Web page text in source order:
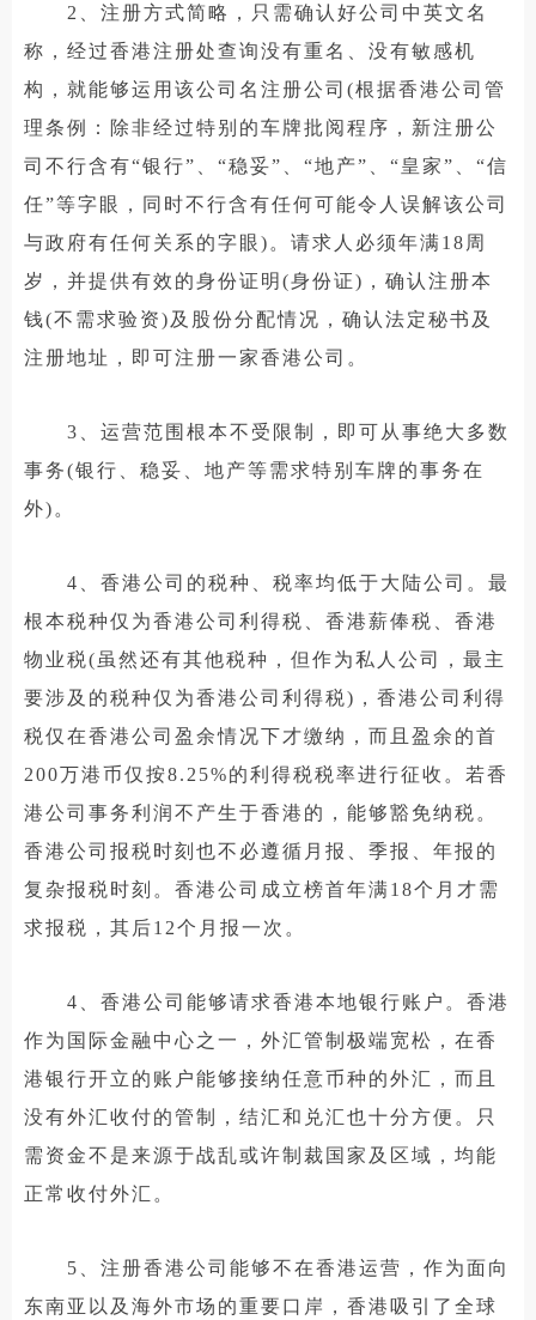
2、注册方式简略，只需确认好公司中英文名
称，经过香港注册处查询没有重名、没有敏感机
构，就能够运用该公司名注册公司(根据香港公司管
理条例：除非经过特别的车牌批阅程序，新注册公
司不行含有“银行”、“稳妥”、“地产”、“皇家”、“信
任”等字眼，同时不行含有任何可能令人误解该公司
与政府有任何关系的字眼)。请求人必须年满18周
岁，并提供有效的身份证明(身份证)，确认注册本
钱(不需求验资)及股份分配情况，确认法定秘书及
注册地址，即可注册一家香港公司。
3、运营范围根本不受限制，即可从事绝大多数
事务(银行、稳妥、地产等需求特别车牌的事务在
外)。
4、香港公司的税种、税率均低于大陆公司。最
根本税种仅为香港公司利得税、香港薪俸税、香港
物业税(虽然还有其他税种，但作为私人公司，最主
要涉及的税种仅为香港公司利得税)，香港公司利得
税仅在香港公司盈余情况下才缴纳，而且盈余的首
200万港币仅按8.25%的利得税税率进行征收。若香
港公司事务利润不产生于香港的，能够豁免纳税。
香港公司报税时刻也不必遵循月报、季报、年报的
复杂报税时刻。香港公司成立榜首年满18个月才需
求报税，其后12个月报一次。
4、香港公司能够请求香港本地银行账户。香港
作为国际金融中心之一，外汇管制极端宽松，在香
港银行开立的账户能够接纳任意币种的外汇，而且
没有外汇收付的管制，结汇和兑汇也十分方便。只
需资金不是来源于战乱或许制裁国家及区域，均能
正常收付外汇。
5、注册香港公司能够不在香港运营，作为面向
东南亚以及海外市场的重要口岸，香港吸引了全球